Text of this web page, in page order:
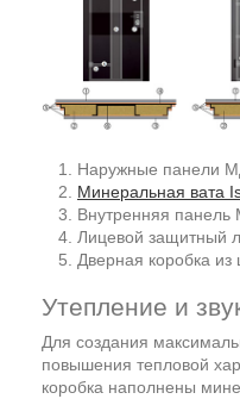
Наружные панели
Минеральная вата
Внутренняя
Лицевой защитный
Дверная коробка из
Утепление и
Для создания
повышения тепловой
коробка наполнены